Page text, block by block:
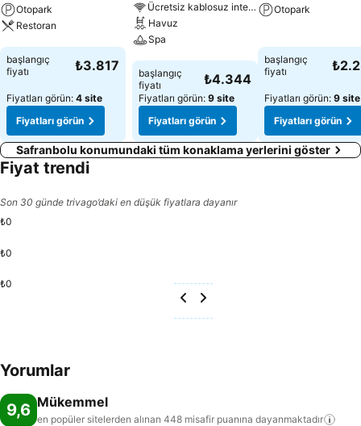
Otopark
Restoran
Fiyatları görün
başlangıç
fiyatı
₺3.817
Fiyatları görün: 4 site
Fiyatları görün
Ücretsiz kablosuz internet
Havuz
Spa
Fiyatları görün
başlangıç
fiyatı
₺4.344
Fiyatları görün: 9 site
Fiyatları görün
Otopark
başlangıç
fiyatı
Fiyatları görün: 9 site
Fiyatları görün
Safranbolu konumundaki tüm konaklama yerlerini göster
Fiyat trendi
Son 30 günde trivago’daki en düşük fiyatlara dayanır
₺0
₺0
₺0
Yorumlar
9,6 Mükemmel
en popüler sitelerden alınan 448 misafir puanına dayanmaktadır